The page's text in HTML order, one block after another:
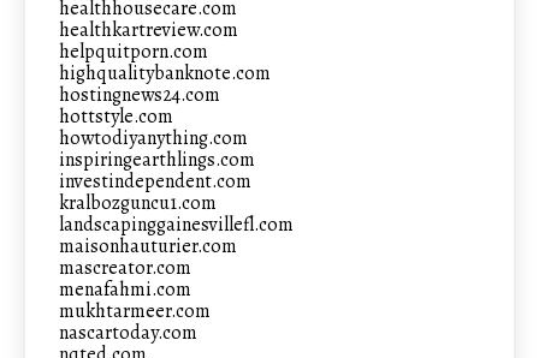
healthhousecare.com
healthkartreview.com
helpquitporn.com
highqualitybanknote.com
hostingnews24.com
hottstyle.com
howtodiyanything.com
inspiringearthlings.com
investindependent.com
kralbozguncu1.com
landscapinggainesvillefl.com
maisonhauturier.com
mascreator.com
menafahmi.com
mukhtarmeer.com
nascartoday.com